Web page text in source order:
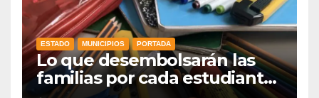
ESTADO MUNICIPIOS PORTADA
Lo que desembolsarán las
familias por cada estudiante